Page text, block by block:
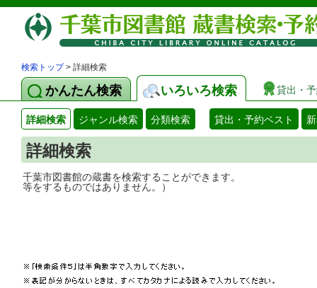
検索トップ> 詳細検索
かんたん検索 いろいろ検索 貸出・
詳細検索 ジャンル検索 分類検索 貸出・予約ベスト
詳細検索
千葉市図書館の蔵書を検索することがで
等をするものではありません。）